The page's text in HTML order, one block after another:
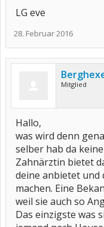
LG eve
28. Februar 2016
Mitglied
Hallo,
was wird denn
selber hab da
Zahnärztin bietet
deine anbietet und
machen. Eine
weil sie auch so
Das einzigste was